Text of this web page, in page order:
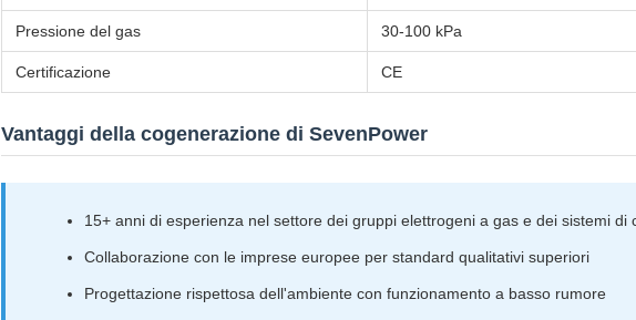
Pressione del gas 30-100 kPa
Certificazione CE
Vantaggi della cogenerazione di SevenPower
15+ anni di esperienza nel settore dei gruppi elettrogeni a gas e dei sistemi di
Collaborazione con le imprese europee per standard qualitativi superiori
Progettazione rispettosa dell'ambiente con funzionamento a basso rumore